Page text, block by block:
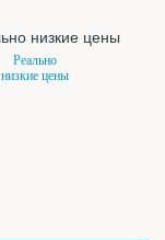
Реально
низкие цены